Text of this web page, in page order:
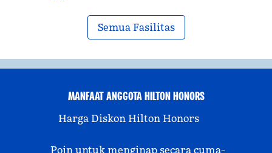
Semua Fasilitas
MANFAAT ANGGOTA HILTON HONORS
Harga Diskon Hilton Honors
Poin untuk menginap secara cuma-